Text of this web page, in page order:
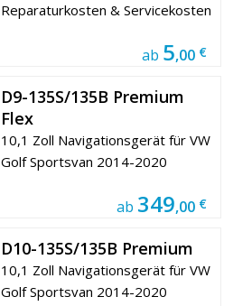
Reparaturkosten & Servicekosten
ab 5,00 €
D9-135S/135B Premium
Flex
10,1 Zoll Navigationsgerät für VW
Golf Sportsvan 2014-2020
ab 349,00 €
D10-135S/135B Premium
10,1 Zoll Navigationsgerät für VW
Golf Sportsvan 2014-2020